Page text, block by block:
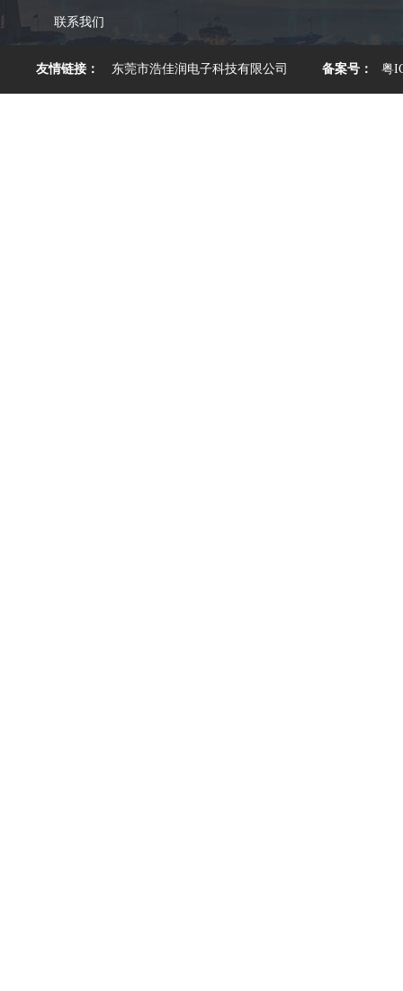
联系我们
友情链接： 东莞市浩佳润电子科技有限公司 备案号： 粤